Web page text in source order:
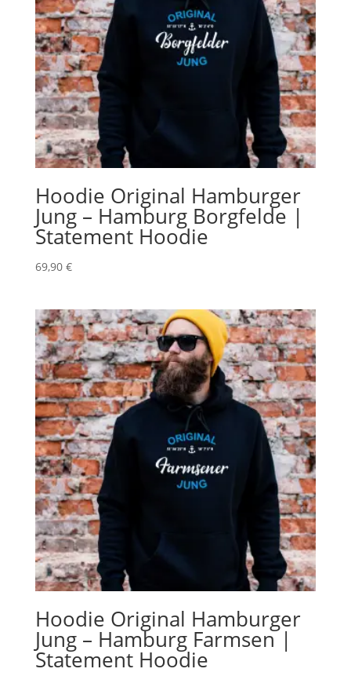
Hoodie Original Hamburger
Jung – Hamburg Borgfelde |
Statement Hoodie
69,90 €
Hoodie Original Hamburger
Jung – Hamburg Farmsen |
Statement Hoodie